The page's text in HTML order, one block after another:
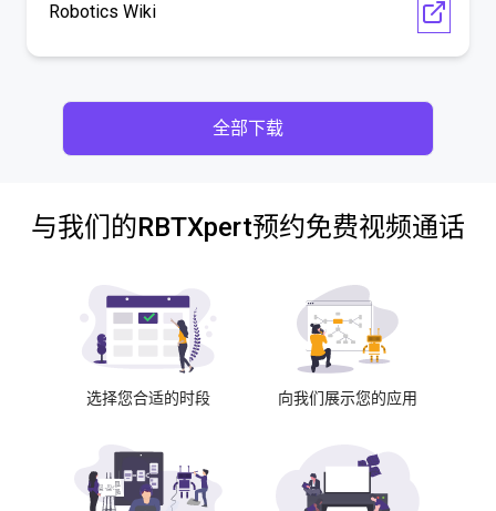
Robotics Wiki
全部下载
与我们的RBTXpert预约免费视频通话
选择您合适的时段 向我们展示您的应用